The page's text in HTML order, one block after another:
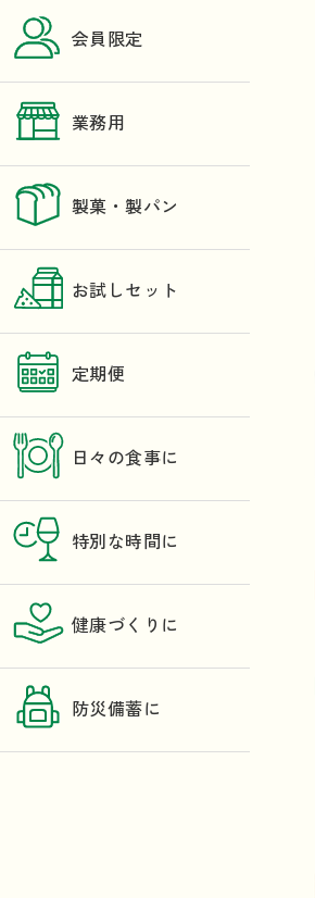
会員限定
業務用
製菓・製パン
お試しセット
定期便
日々の食事に
特別な時間に
健康づくりに
防災備蓄に